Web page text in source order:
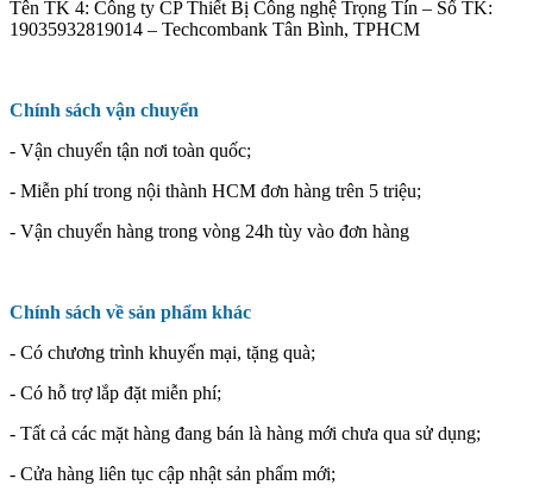
Tên TK 4: Công ty CP Thiết Bị Công nghệ Trọng Tín – Số TK:
19035932819014 – Techcombank Tân Bình, TPHCM
Chính sách vận chuyển
- Vận chuyển tận nơi toàn quốc;
- Miễn phí trong nội thành HCM đơn hàng trên 5 triệu;
- Vận chuyển hàng trong vòng 24h tùy vào đơn hàng
Chính sách về sản phẩm khác
- Có chương trình khuyến mại, tặng quà;
- Có hỗ trợ lắp đặt miễn phí;
- Tất cả các mặt hàng đang bán là hàng mới chưa qua sử dụng;
- Cửa hàng liên tục cập nhật sản phẩm mới;